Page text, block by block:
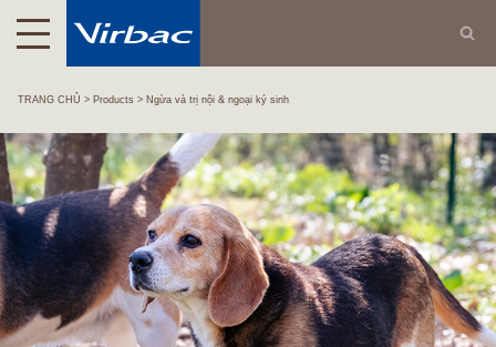
TRANG CHỦ Products Ngừa và trị nội & ngoại ký sinh